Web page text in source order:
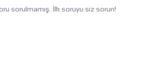
sorulmamış. İlk soruyu siz sorun!